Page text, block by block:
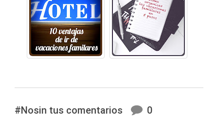
#Nosin tus comentarios
0